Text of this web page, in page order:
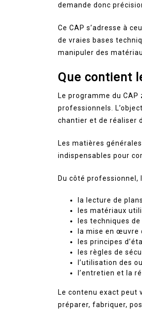
demande donc
Ce CAP s’adresse à
de vraies bases
manipuler des
Que contient
Le programme du
professionnels.
chantier et de réaliser
Les matières
indispensables pour
Du côté
la lecture de
les matériaux
les techniques de
la mise en œuvre
les principes
les règles de
l’utilisation des
l’entretien et la
Le contenu exact peut
préparer, fabriquer,